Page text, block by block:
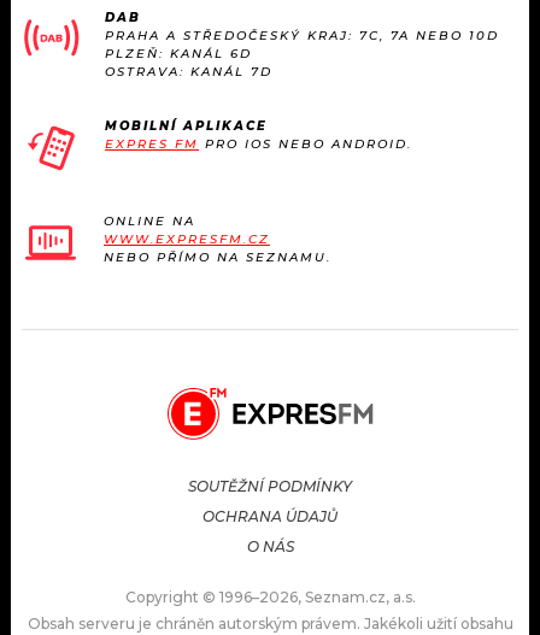
DAB
PRAHA A STŘEDOČESKÝ KRAJ: 7C, 7A NEBO 10D
PLZEŇ: KANÁL 6D
OSTRAVA: KANÁL 7D
MOBILNÍ APLIKACE
EXPRES FM PRO IOS NEBO ANDROID.
ONLINE NA
WWW.EXPRESFM.CZ
NEBO PŘÍMO NA SEZNAMU.
SOUTĚŽNÍ PODMÍNKY
OCHRANA ÚDAJŮ
O NÁS
Copyright © 1996–2026, Seznam.cz, a.s.
Obsah serveru je chráněn autorským právem. Jakékoli užití obsahu